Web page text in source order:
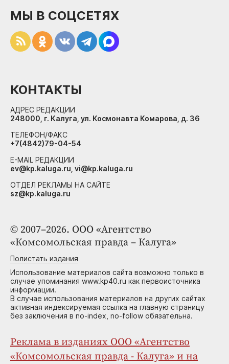
© 2007–2026. ООО «Агентство
«Комсомольская правда – Калуга»
Полистать издания
Использование материалов сайта возможно только в
случае упоминания www.kp40.ru как первоисточника
информации.
В случае использования материалов на других сайтах
активная индексируемая ссылка на главную страницу
без заключения в no-index, no-follow обязательна.
Реклама в изданиях ООО «Агентство
«Комсомольская правда - Калуга» и на
МЫ В СОЦСЕТЯХ
КОНТАКТЫ
АДРЕС РЕДАКЦИИ
248000, г. Калуга, ул. Космонавта Комарова, д. 36
ТЕЛЕФОН/ФАКС
+7(4842)79-04-54
E-MAIL РЕДАКЦИИ
ev@kp.kaluga.ru, vi@kp.kaluga.ru
ОТДЕЛ РЕКЛАМЫ НА САЙТЕ
sz@kp.kaluga.ru